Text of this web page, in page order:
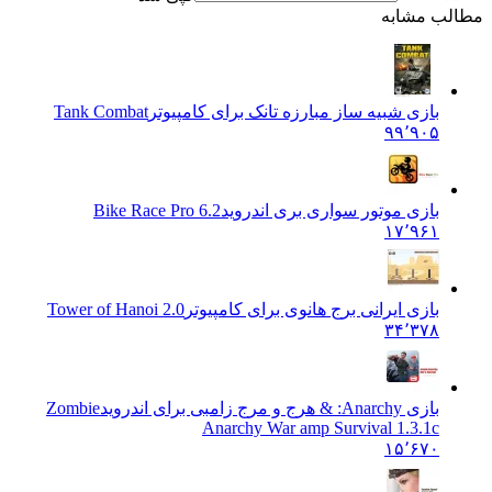
مشابه
بازی شبیه ساز مبارزه تانک برای کامپیوترTank Combat
۹۹٬۹۰۵
بازی موتور سواری بری اندروید 6.2 Bike Race Pro
۱۷٬۹۶۱
بازی ایرانی برج هانوی برای کامپیوترTower of Hanoi 2.0
۳۴٬۳۷۸
Zombie
Anarchy War amp Survival 1.3.1c
۱۵٬۶۷۰